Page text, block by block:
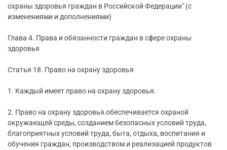
охраны здоровья граждан в Российской Федерации" (с
изменениями и дополнениями)
Глава 4. Права и обязанности граждан в сфере охраны
здоровья
Статья 18. Право на охрану здоровья
1. Каждый имеет право на охрану здоровья.
2. Право на охрану здоровья обеспечивается охраной
окружающей среды, созданием безопасных условий труда,
благоприятных условий труда, быта, отдыха, воспитания и
обучения граждан, производством и реализацией продуктов